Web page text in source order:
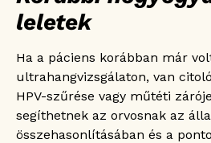
leletek
Ha a páciens korábban már
ultrahangvizsgálaton, van
HPV-szűrése vagy műtéti
segíthetnek az orvosnak az
összehasonlításában és a